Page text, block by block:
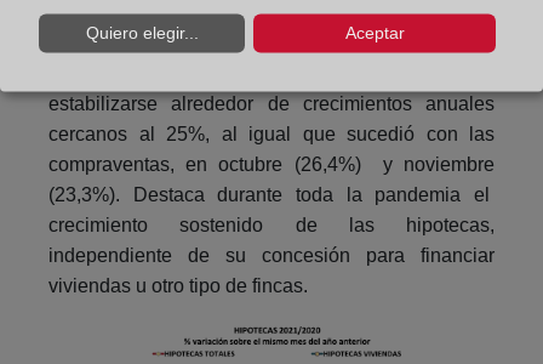
intensas subidas anuales, entre el 30 y el 40%,
hasta el mes de julio, agudizándose dichos
estabilizarse alrededor de crecimientos anuales
cercanos al 25%, al igual que sucedió con las
compraventas, en octubre (26,4%) y noviembre
(23,3%). Destaca durante toda la pandemia el
crecimiento sostenido de las hipotecas,
independiente de su concesión para financiar
viviendas u otro tipo de fincas.
Quiero elegir... Aceptar